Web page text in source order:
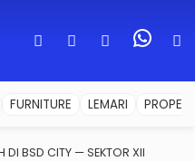
FURNITURE LEMARI
DI BSD CITY — SEKTOR XII